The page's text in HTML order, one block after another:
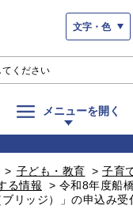
文字・色
メニューを開く
> 子ども・教育 > 子育
る情報 > 令和8年度船
リッジ）」の申込み受